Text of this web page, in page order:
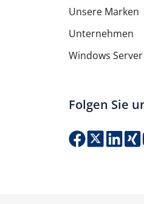
32,8 cm
3,9 kg
Produkt
Unsere Marken
Unternehmen
Windows
Folgen Sie